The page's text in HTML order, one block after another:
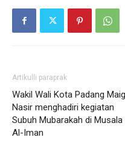
Artikulli paraprak
Wakil Wali Kota Padang
Nasir menghadiri kegiatan
Subuh Mubarakah di Musala
Al-Iman